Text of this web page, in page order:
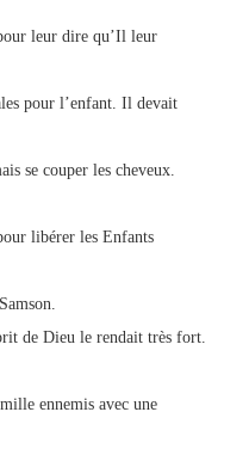
leur dire qu’Il leur
pour l’enfant. Il devait
se couper les cheveux.
libérer les Enfants
de Dieu le rendait très fort.
ennemis avec une